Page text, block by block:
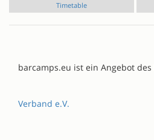
Timetable
barcamps.eu ist ein Angebot des
Verband e.V.